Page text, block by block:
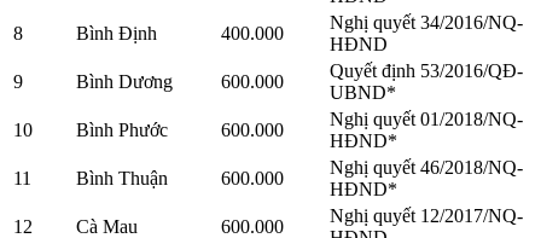
8
Bình Định 400.000
Nghị quyết 34/2016/NQ-
HĐND
9
Bình Dương 600.000
Quyết định 53/2016/QĐ-
UBND*
10
Bình Phước 600.000
Nghị quyết 01/2018/NQ-
HĐND*
11
Bình Thuận 600.000
Nghị quyết 46/2018/NQ-
HĐND*
12
Cà Mau 600.000
Nghị quyết 12/2017/NQ-